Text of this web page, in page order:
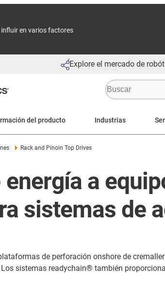
en varios factores
Explore el mercado de
del producto Industrias
Rack and Pinoin Top Drives
a
sistemas de
de perforación onshore de
sistemas readychain® también